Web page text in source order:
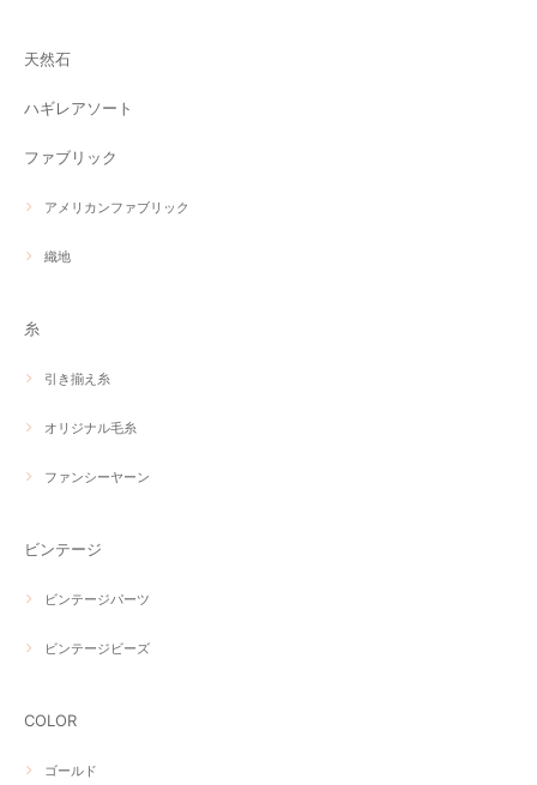
天然石
ハギレアソート
ファブリック
アメリカンファブリック
織地
糸
引き揃え糸
オリジナル毛糸
ファンシーヤーン
ビンテージ
ビンテージパーツ
ビンテージビーズ
COLOR
ゴールド